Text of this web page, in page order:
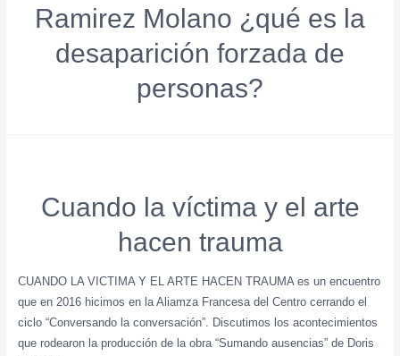
Ramirez Molano ¿qué es la
desaparición forzada de
personas?
Cuando la víctima y el arte
hacen trauma
CUANDO LA VICTIMA Y EL ARTE HACEN TRAUMA es un encuentro
que en 2016 hicimos en la Aliamza Francesa del Centro cerrando el
ciclo “Conversando la conversación”. Discutimos los acontecimientos
que rodearon la producción de la obra “Sumando ausencias” de Doris